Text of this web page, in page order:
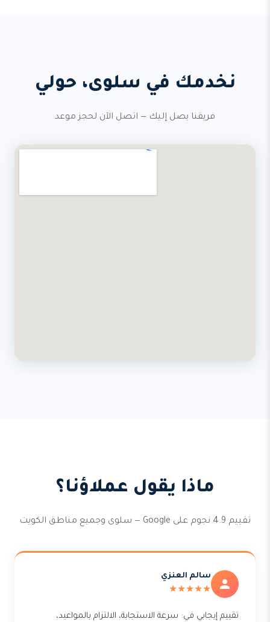
نخدمك في سلوى، حولي
فريقنا يصل إليك — اتصل الآن لحجز موعد
ماذا يقول عملاؤنا؟
تقييم 4.9 نجوم على Google — سلوى وجميع مناطق الكويت
سالم العنزي
★★★★★
تقييم إيجابي في: سرعة الاستجابة، الالتزام بالمواعيد،